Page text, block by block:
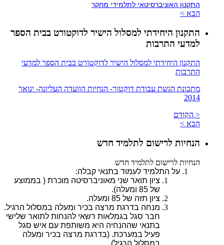
התקנון האוניברסיטאי לתלמידי מחקר
הבא >
התקנון היחידתי למסלול הישיר לדוקטורט בבית הספר
למדעי התרבות
התקנון היחידתי למסלול הישיר לדוקטורט בבית הספר למדעי
התרבות
מתכונת הגשת עבודת דוקטור- הנחיות הוועדה העליונה- ינואר
2014
< הקודם
הבא >
הנחיות לרישום לתלמיד חדש
הנחיות לרישום לתלמיד חדש
על התלמיד לעמוד בתנאי קבלה:
ציון תואר שני מאוניברסיטה מוכרת ( בממוצע
של 85 ומעלה).
ציון תזה של 85 ומעלה.
מנחה בדרגת מרצה בכיר ומעלה במסלול הרגיל.
חבר סגל בגמלאות רשאי להנחות לתואר שלישי
בתנאי שההנחיה היא משותפת עם איש סגל
פעיל במערכת. (בדרגת מרצה בכיר ומעלה
במסלול הרגיל)